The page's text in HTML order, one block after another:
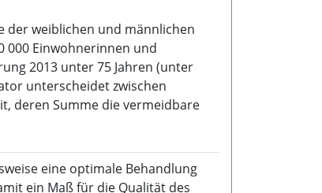
der weiblichen und männlichen
000 Einwohnerinnen und
2013 unter 75 Jahren (unter
unterscheidet zwischen
deren Summe die vermeidbare
eine optimale Behandlung
ein Maß für die Qualität des